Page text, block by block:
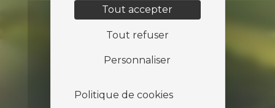
Tout accepter
Tout refuser
Personnaliser